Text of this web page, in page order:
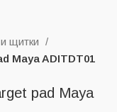
щитки
Maya ADITDT01
pad Maya